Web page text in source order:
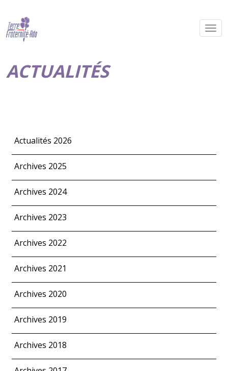
ACTUALITÉS
Actualités 2026
Archives 2025
Archives 2024
Archives 2023
Archives 2022
Archives 2021
Archives 2020
Archives 2019
Archives 2018